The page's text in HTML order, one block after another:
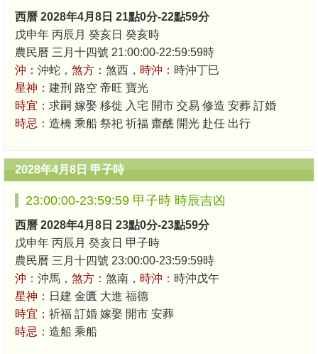
西曆 2028年4月8日 21點0分-22點59分
戊申年 丙辰月 癸亥日 癸亥時
農民曆 三月十四號 21:00:00-22:59:59時
沖： 沖蛇， 煞方： 煞西， 時沖： 時沖丁巳
星神： 建刑 路空 帝旺 寶光
時宜： 求嗣 嫁娶 移徙 入宅 開市 交易 修造 安葬 訂婚
時忌： 造橋 乘船 祭祀 祈福 齋醮 開光 赴任 出行
2028年4月8日 甲子時
23:00:00-23:59:59 甲子時 時辰吉凶
西曆 2028年4月8日 23點0分-23點59分
戊申年 丙辰月 癸亥日 甲子時
農民曆 三月十四號 23:00:00-23:59:59時
沖： 沖馬， 煞方： 煞南， 時沖： 時沖戊午
星神： 日建 金匱 大進 福德
時宜： 祈福 訂婚 嫁娶 開市 安葬
時忌： 造船 乘船